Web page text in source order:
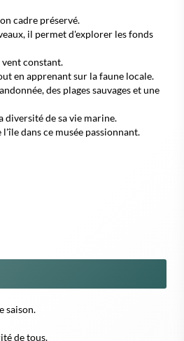
cadre préservé.
il permet d'explorer les fonds
vent constant.
en apprenant sur la faune locale.
des plages sauvages et une
diversité de sa vie marine.
dans ce musée passionnant.
saison.
de tous.